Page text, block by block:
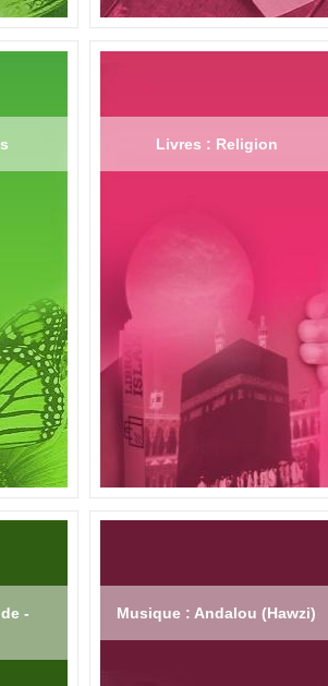
Livres : Religion
-
Musique : Andalou (Hawzi)